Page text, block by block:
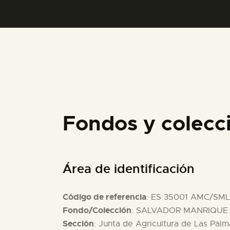
Fondos y
Área de identificación
Código de referencia: ES 35001 AMC/
Fondo/Colección: SALVADOR
Sección: Junta de Agricultura de Las